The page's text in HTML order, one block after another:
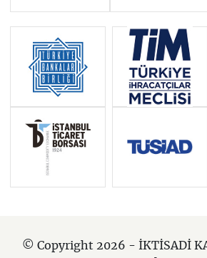
© Copyright 2026 - İKTİSADİ